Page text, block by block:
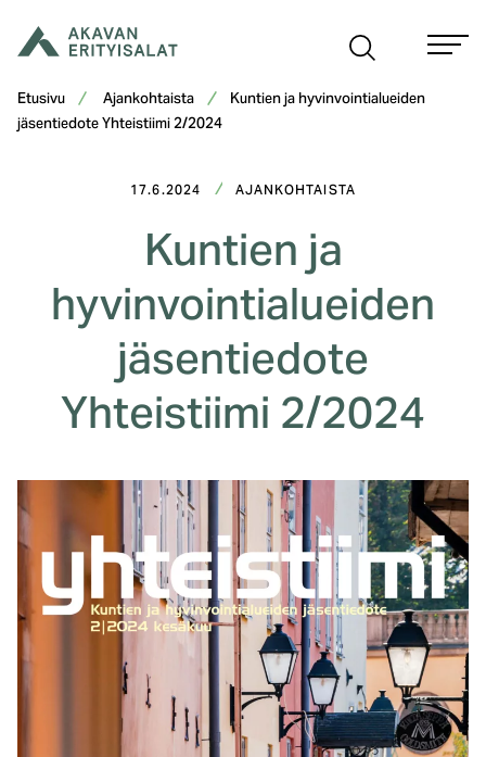
sisältöön
Etusivu Ajankohtaista
Kuntien ja hyvinvointialueiden
jäsentiedote Yhteistiimi 2/2024
17.6.2024 AJANKOHTAISTA
Kuntien ja
hyvinvointialueiden
jäsentiedote
Yhteistiimi 2/2024